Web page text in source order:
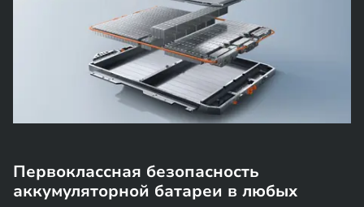
Первоклассная безопасность
аккумуляторной батареи в любых